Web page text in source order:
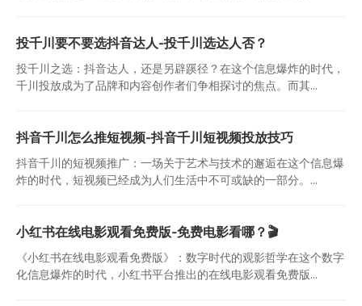
投千川要不要选抖音达人-投千川选达人否？
投千川之选：抖音达人，还是另辟蹊径？在这个信息爆炸的时代，
千川投放成为了品牌和内容创作者们争相探讨的焦点。而其...
抖音千川怎么推短视频-抖音千川短视频投放技巧
抖音千川的短视频推广：一场关于艺术与技术的邂逅在这个信息爆
炸的时代，短视频已经成为人们生活中不可或缺的一部分。...
小红书在线电影观看免费版-免费电影看哪？🎬
《小红书在线电影观看免费版》：数字时代的观影哲学在这个数字
化信息爆炸的时代，小红书平台推出的在线电影观看免费版...